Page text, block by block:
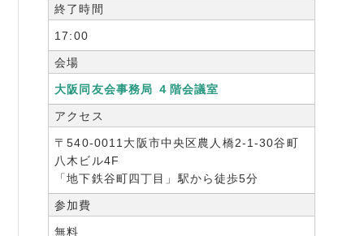
終了時間
17:00
会場
大阪同友会事務局 ４階会議室
アクセス
〒540-0011大阪市中央区農人橋2-1-30谷町
八木ビル4F
「地下鉄谷町四丁目」駅から徒歩5分
参加費
無料